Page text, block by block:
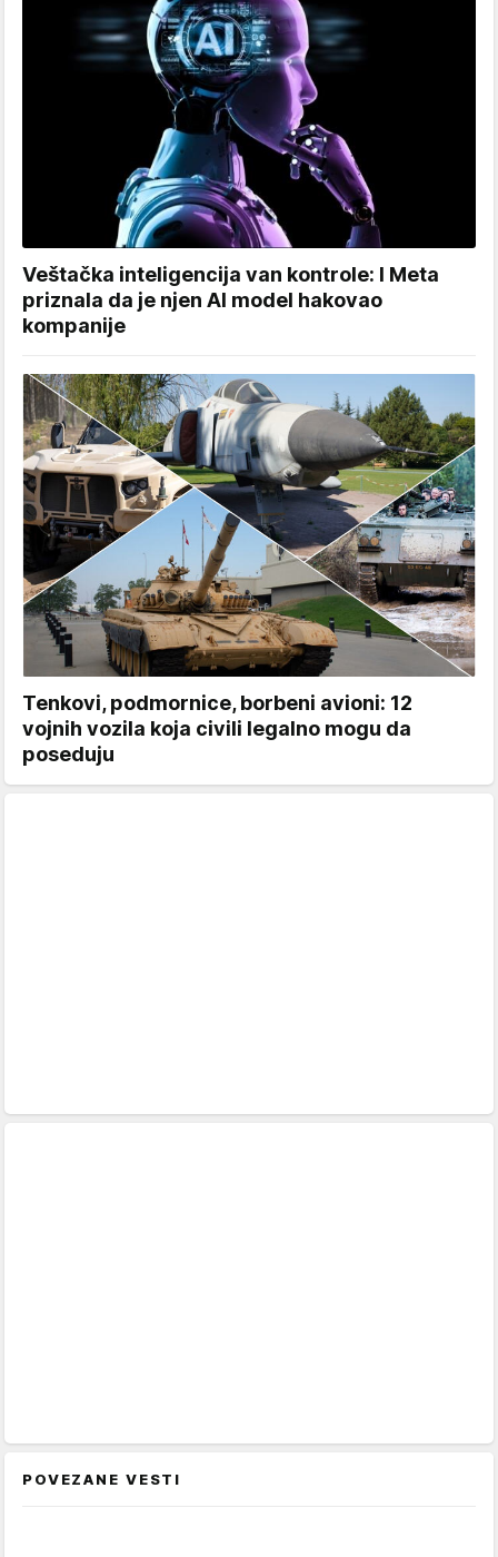
Veštačka inteligencija van kontrole: I Meta
priznala da je njen AI model hakovao
kompanije
Tenkovi, podmornice, borbeni avioni: 12
vojnih vozila koja civili legalno mogu da
poseduju
POVEZANE VESTI